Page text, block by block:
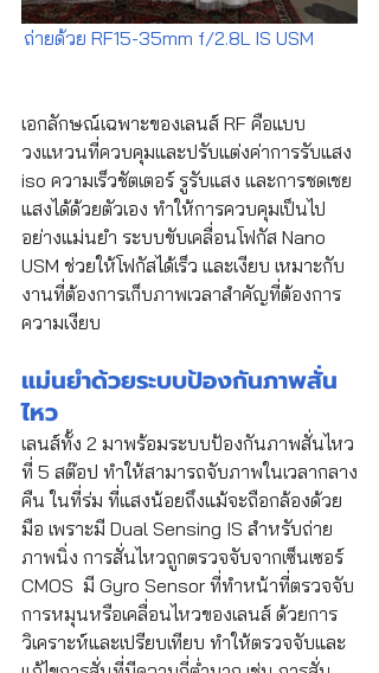
ถ่ายด้วย RF15-35mm f/2.8L IS USM
เอกลักษณ์เฉพาะของเลนส์ RF คือแบบ
วงแหวนที่ควบคุมและปรับแต่งค่าการรับแสง
iso ความเร็วชัตเตอร์ รูรับแสง และการชดเชย
แสงได้ด้วยตัวเอง ทำให้การควบคุมเป็นไป
อย่างแม่นยำ ระบบขับเคลื่อนโฟกัส Nano
USM ช่วยให้โฟกัสได้เร็ว และเงียบ เหมาะกับ
งานที่ต้องการเก็บภาพเวลาสำคัญที่ต้องการ
ความเงียบ
แม่นยำด้วยระบบป้องกันภาพสั่น
ไหว
เลนส์ทั้ง 2 มาพร้อมระบบป้องกันภาพสั่นไหว
ที่ 5 สต๊อป ทำให้สามารถจับภาพในเวลากลาง
คืน ในที่ร่ม ที่แสงน้อยถึงแม้จะถือกล้องด้วย
มือ เพราะมี Dual Sensing IS สำหรับถ่าย
ภาพนิ่ง การสั่นไหวถูกตรวจจับจากเซ็นเซอร์
CMOS  มี Gyro Sensor ที่ทำหน้าที่ตรวจจับ
การหมุนหรือเคลื่อนไหวของเลนส์ ด้วยการ
วิเคราะห์และเปรียบเทียบ ทำให้ตรวจจับและ